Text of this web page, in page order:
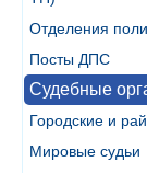
Отделения
Посты ДПС
Судебные
Городские и
Мировые судьи